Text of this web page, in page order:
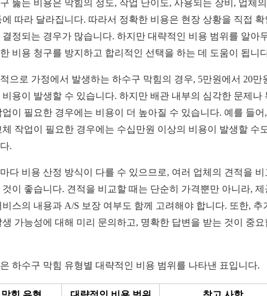
뚫는 비용은 막힘의 정도, 작업 난이도, 사용되는 장비, 업체
에 따라 달라집니다. 따라서 정확한 비용은 현장 상황을 직접 확
결정되는 경우가 많습니다. 하지만 대략적인 비용 범위를 알아
비용 청구를 방지하고 합리적인 선택을 하는 데 도움이 됩니
으로 가정에서 발생하는 하수구 막힘의 경우, 5만원에서 20만
비용이 발생할 수 있습니다. 하지만 배관 내부의 심각한 문제나
업이 필요한 경우에는 비용이 더 높아질 수 있습니다. 예를 들어
체 작업이 필요한 경우에는 수십만원 이상의 비용이 발생할 수
.
다 비용 산정 방식이 다를 수 있으므로, 여러 업체의 견적을 비
것이 좋습니다. 견적을 비교할 때는 단순히 가격뿐만 아니라, 제
비스의 내용과 A/S 보장 여부도 함께 고려해야 합니다. 또한, 추
생 가능성에 대해 미리 문의하고, 명확한 답변을 받는 것이 중요
하수구 막힘 유형별 대략적인 비용 범위를 나타낸 표입니다.